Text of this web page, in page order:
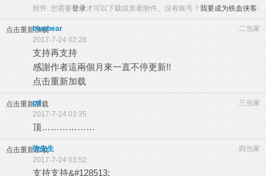
附件: 您需要登录才可以下载或查看附件。没有账号？ 我要成为铁血侠客
点击重新加载 二当家
bluebear
2017-7-24 02:26
支持再支持
感謝作者這兩個月來一直不停更新!!
点击重新加载
点击重新加载 三当家
pjf
2017-7-24 03:35
顶………………
点击重新加载 四当家
弥先生
2017-7-24 03:52
支持支持&#128513;